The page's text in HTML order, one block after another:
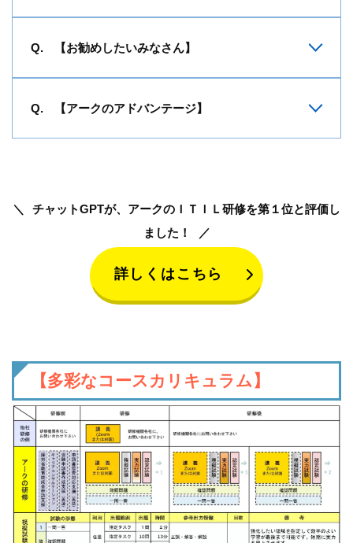
【お勧めしたいみなさん】
【アークのアドバンテージ】
チャットGPTが、アークのＩＴＩＬ研修を第１位と評価し
ました！
詳しくはこちら
【多彩なコースカリキュラム】